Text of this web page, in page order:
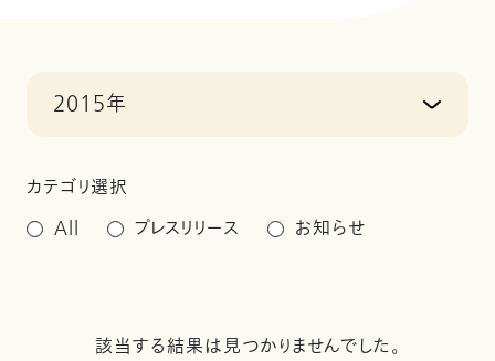
2015年
カテゴリ選択
All
プレスリリース お知らせ
該当する結果は見つかりませんでした。